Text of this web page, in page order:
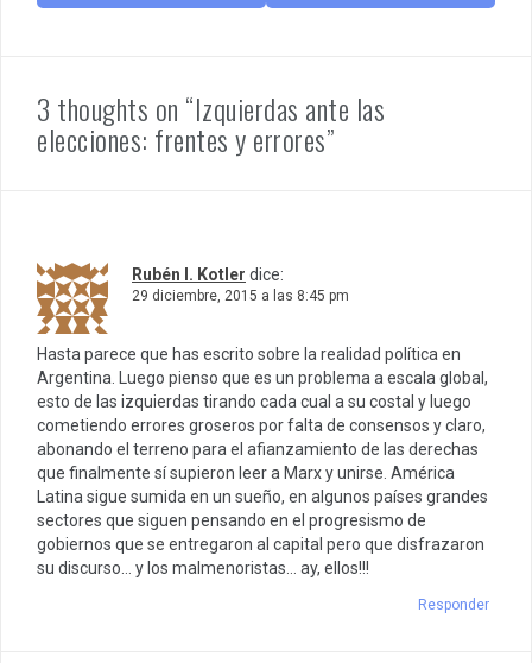
3 thoughts on “Izquierdas ante las
elecciones: frentes y errores”
Rubén I. Kotler dice:
29 diciembre, 2015 a las 8:45 pm
Hasta parece que has escrito sobre la realidad política en
Argentina. Luego pienso que es un problema a escala global,
esto de las izquierdas tirando cada cual a su costal y luego
cometiendo errores groseros por falta de consensos y claro,
abonando el terreno para el afianzamiento de las derechas
que finalmente sí supieron leer a Marx y unirse. América
Latina sigue sumida en un sueño, en algunos países grandes
sectores que siguen pensando en el progresismo de
gobiernos que se entregaron al capital pero que disfrazaron
su discurso… y los malmenoristas… ay, ellos!!!
Responder